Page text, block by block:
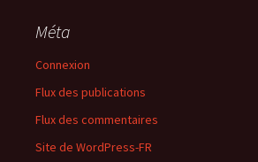
Méta
Connexion
Flux des publications
Flux des commentaires
Site de WordPress-FR